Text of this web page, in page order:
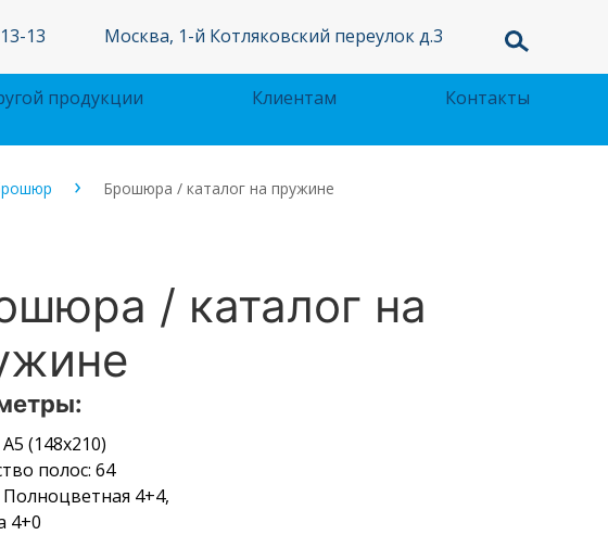
13 Москва, 1-й Котляковский переулок д.3
продукции Клиентам Контакты
Брошюра / каталог на пружине
/ каталог на
(148х210)
полос: 64
4+4,
4+0